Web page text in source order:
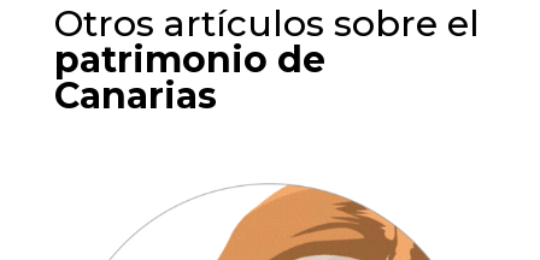
Otros artículos sobre el
patrimonio de
Canarias